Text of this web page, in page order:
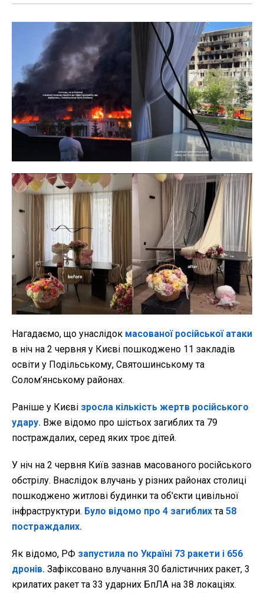
Нагадаємо, що унаслідок масованої російської атаки
в ніч на 2 червня у Києві пошкоджено 11 закладів
освіти у Подільському, Святошинському та
Солом’янському районах.
Раніше у Києві зросла кількість жертв російського
удару. Вже відомо про шістьох загиблих та 79
постраждалих, серед яких троє дітей.
У ніч на 2 червня Київ зазнав масованого російського
обстрілу. Внаслідок влучань у різних районах столиці
пошкоджено житлові будинки та об'єкти цивільної
інфраструктури. Було відомо про 4 загиблихта 58
постраждалих.
Як відомо, РФ запустила по Україні 73 ракети і 656
дронів. Зафіксовано влучання 30 балістичних ракет, 3
крилатих ракет та 33 ударних БпЛА на 38 локаціях.